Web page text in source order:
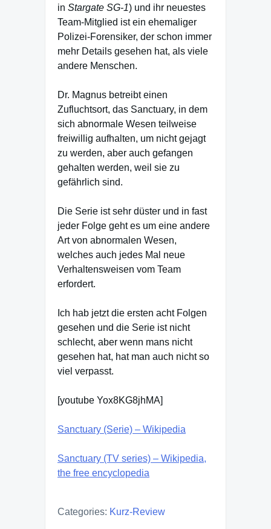
in Stargate SG-1) und ihr neuestes
Team-Mitglied ist ein ehemaliger
Polizei-Forensiker, der schon immer
mehr Details gesehen hat, als viele
andere Menschen.
Dr. Magnus betreibt einen
Zufluchtsort, das Sanctuary, in dem
sich abnormale Wesen teilweise
freiwillig aufhalten, um nicht gejagt
zu werden, aber auch gefangen
gehalten werden, weil sie zu
gefährlich sind.
Die Serie ist sehr düster und in fast
jeder Folge geht es um eine andere
Art von abnormalen Wesen,
welches auch jedes Mal neue
Verhaltensweisen vom Team
erfordert.
Ich hab jetzt die ersten acht Folgen
gesehen und die Serie ist nicht
schlecht, aber wenn mans nicht
gesehen hat, hat man auch nicht so
viel verpasst.
[youtube Yox8KG8jhMA]
Sanctuary (Serie) – Wikipedia
Sanctuary (TV series) – Wikipedia,
the free encyclopedia
Categories: Kurz-Review